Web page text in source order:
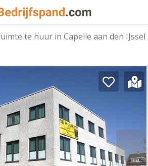
te huur in Capelle aan den IJssel